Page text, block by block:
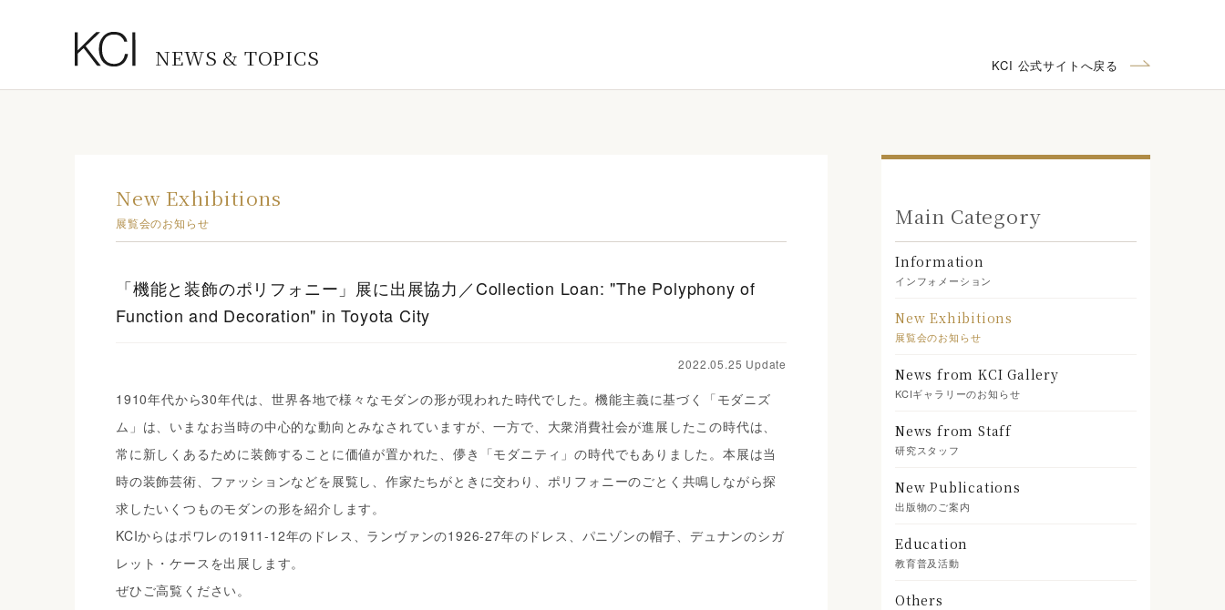
NEWS & TOPICS KCI 公式サイトへ戻る
New Exhibitions
展覧会のお知らせ
「機能と装飾のポリフォニー」展に出展協力／Collection Loan: "The Polyphony of
Function and Decoration" in Toyota City
2022.05.25 Update
1910年代から30年代は、世界各地で様々なモダンの形が現われた時代でした。機能主義に基づく「モダニズ
ム」は、いまなお当時の中心的な動向とみなされていますが、一方で、大衆消費社会が進展したこの時代は、
常に新しくあるために装飾することに価値が置かれた、儚き「モダニティ」の時代でもありました。本展は当
時の装飾芸術、ファッションなどを展覧し、作家たちがときに交わり、ポリフォニーのごとく共鳴しながら探
求したいくつものモダンの形を紹介します。
KCIからはポワレの1911-12年のドレス、ランヴァンの1926-27年のドレス、パニゾンの帽子、デュナンのシガ
レット・ケースを出展します。
ぜひご高覧ください。
Main Category
Information
インフォメーション
New Exhibitions
展覧会のお知らせ
News from KCI Gallery
KCIギャラリーのお知らせ
News from Staff
研究スタッフ
New Publications
出版物のご案内
Education
教育普及活動
Others